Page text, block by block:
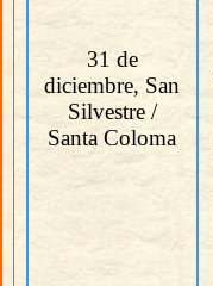
31 de
diciembre, San
Silvestre /
Santa Coloma